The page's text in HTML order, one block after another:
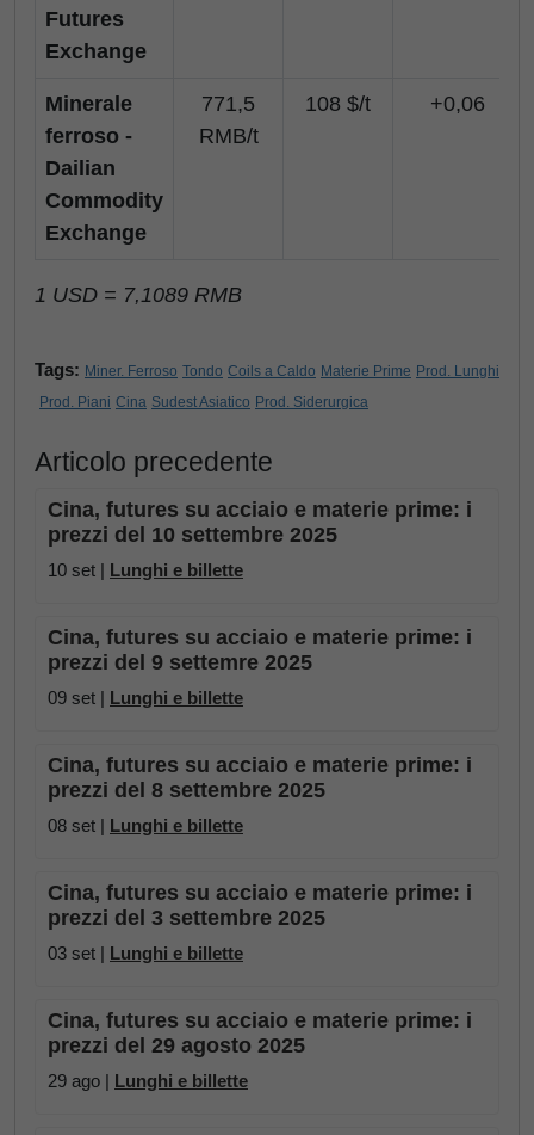
Futures
Exchange
Minerale
ferroso -
Dailian
Commodity
Exchange
771,5
RMB/t
108 $/t +0,06
1 USD = 7,1089 RMB
Tags: Miner. Ferroso Tondo Coils a Caldo Materie Prime Prod. Lunghi
Prod. Piani Cina Sudest Asiatico Prod. Siderurgica
Articolo precedente
Cina, futures su acciaio e materie prime: i
prezzi del 10 settembre 2025
10 set | Lunghi e billette
Cina, futures su acciaio e materie prime: i
prezzi del 9 settemre 2025
09 set | Lunghi e billette
Cina, futures su acciaio e materie prime: i
prezzi del 8 settembre 2025
08 set | Lunghi e billette
Cina, futures su acciaio e materie prime: i
prezzi del 3 settembre 2025
03 set | Lunghi e billette
Cina, futures su acciaio e materie prime: i
prezzi del 29 agosto 2025
29 ago | Lunghi e billette